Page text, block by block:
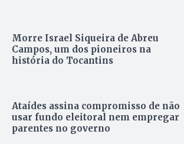
Morre Israel Siqueira de Abreu
Campos, um dos pioneiros na
história do Tocantins
Ataídes assina compromisso de não
usar fundo eleitoral nem empregar
parentes no governo